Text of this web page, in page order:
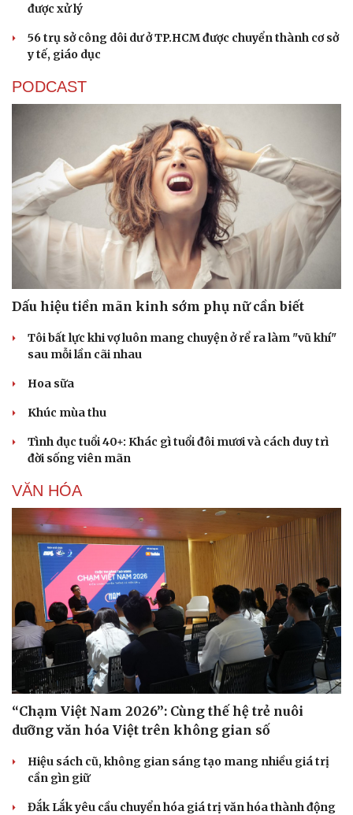
Văn hóa
Sân khấu - Điện ảnh
Văn học
Di sản
Giải trí
Nghệ sĩ
Thời trang
được xử lý
56 trụ sở công dôi dư ở TP.HCM được chuyển thành cơ sở
y tế, giáo dục
PODCAST
Dấu hiệu tiền mãn kinh sớm phụ nữ cần biết
Tôi bất lực khi vợ luôn mang chuyện ở rể ra làm "vũ khí"
sau mỗi lần cãi nhau
Hoa sữa
Khúc mùa thu
Tình dục tuổi 40+: Khác gì tuổi đôi mươi và cách duy trì
đời sống viên mãn
VĂN HÓA
“Chạm Việt Nam 2026”: Cùng thế hệ trẻ nuôi
dưỡng văn hóa Việt trên không gian số
Hiệu sách cũ, không gian sáng tạo mang nhiều giá trị
cần gìn giữ
Đắk Lắk yêu cầu chuyển hóa giá trị văn hóa thành động